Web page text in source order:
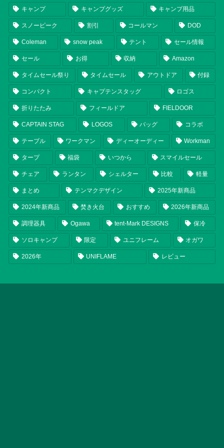
キャンプ キャンプグッズ キャンプ用品
スノーピーク 割引 コールマン DOD
Coleman snow peak テント セール情報
セール お得 収納 Amazon
タイムセール祭り タイムセール アウトドア 付録
コンパクト キャプテンスタッグ ロゴス
折りたたみ フィールドア FIELDOOR
CAPTAIN STAG LOGOS バッグ コラボ
テーブル ワークマン ディーオーディー Workman
タープ 福袋 いつから スマイルセール
チェア ランタン シェルター 比較 軽量
まとめ テンマクデザイン 2025年新商品
2024年新商品 焚き火台 おすすめ 2026年新商品
調理器具 Ogawa tent-Mark DESIGNS 保冷
ソロキャンプ 限定 ユニフレーム オガワ
2026年 UNIFLAME レビュー